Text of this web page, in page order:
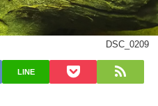
DSC_0209
LINE